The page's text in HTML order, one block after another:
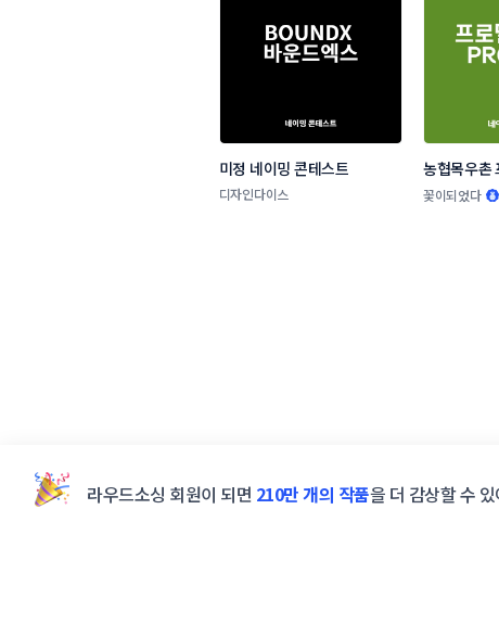
미정 네이밍 콘테스트
디자인다이스
농협목우촌
네이밍 공모
꽃이되었다
라우드소싱 회원이 되면 210만 개의 작품을 더 감상할 수